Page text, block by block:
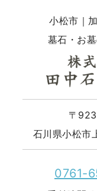
小松市
墓石・お
〒
石川県小松市
0761-